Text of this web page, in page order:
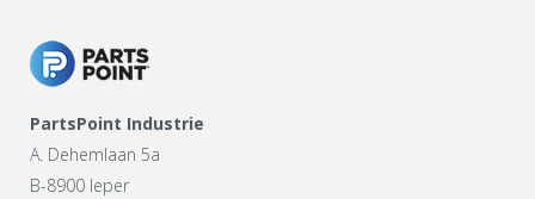
PartsPoint Industrie
A. Dehemlaan 5a
B-8900 Ieper